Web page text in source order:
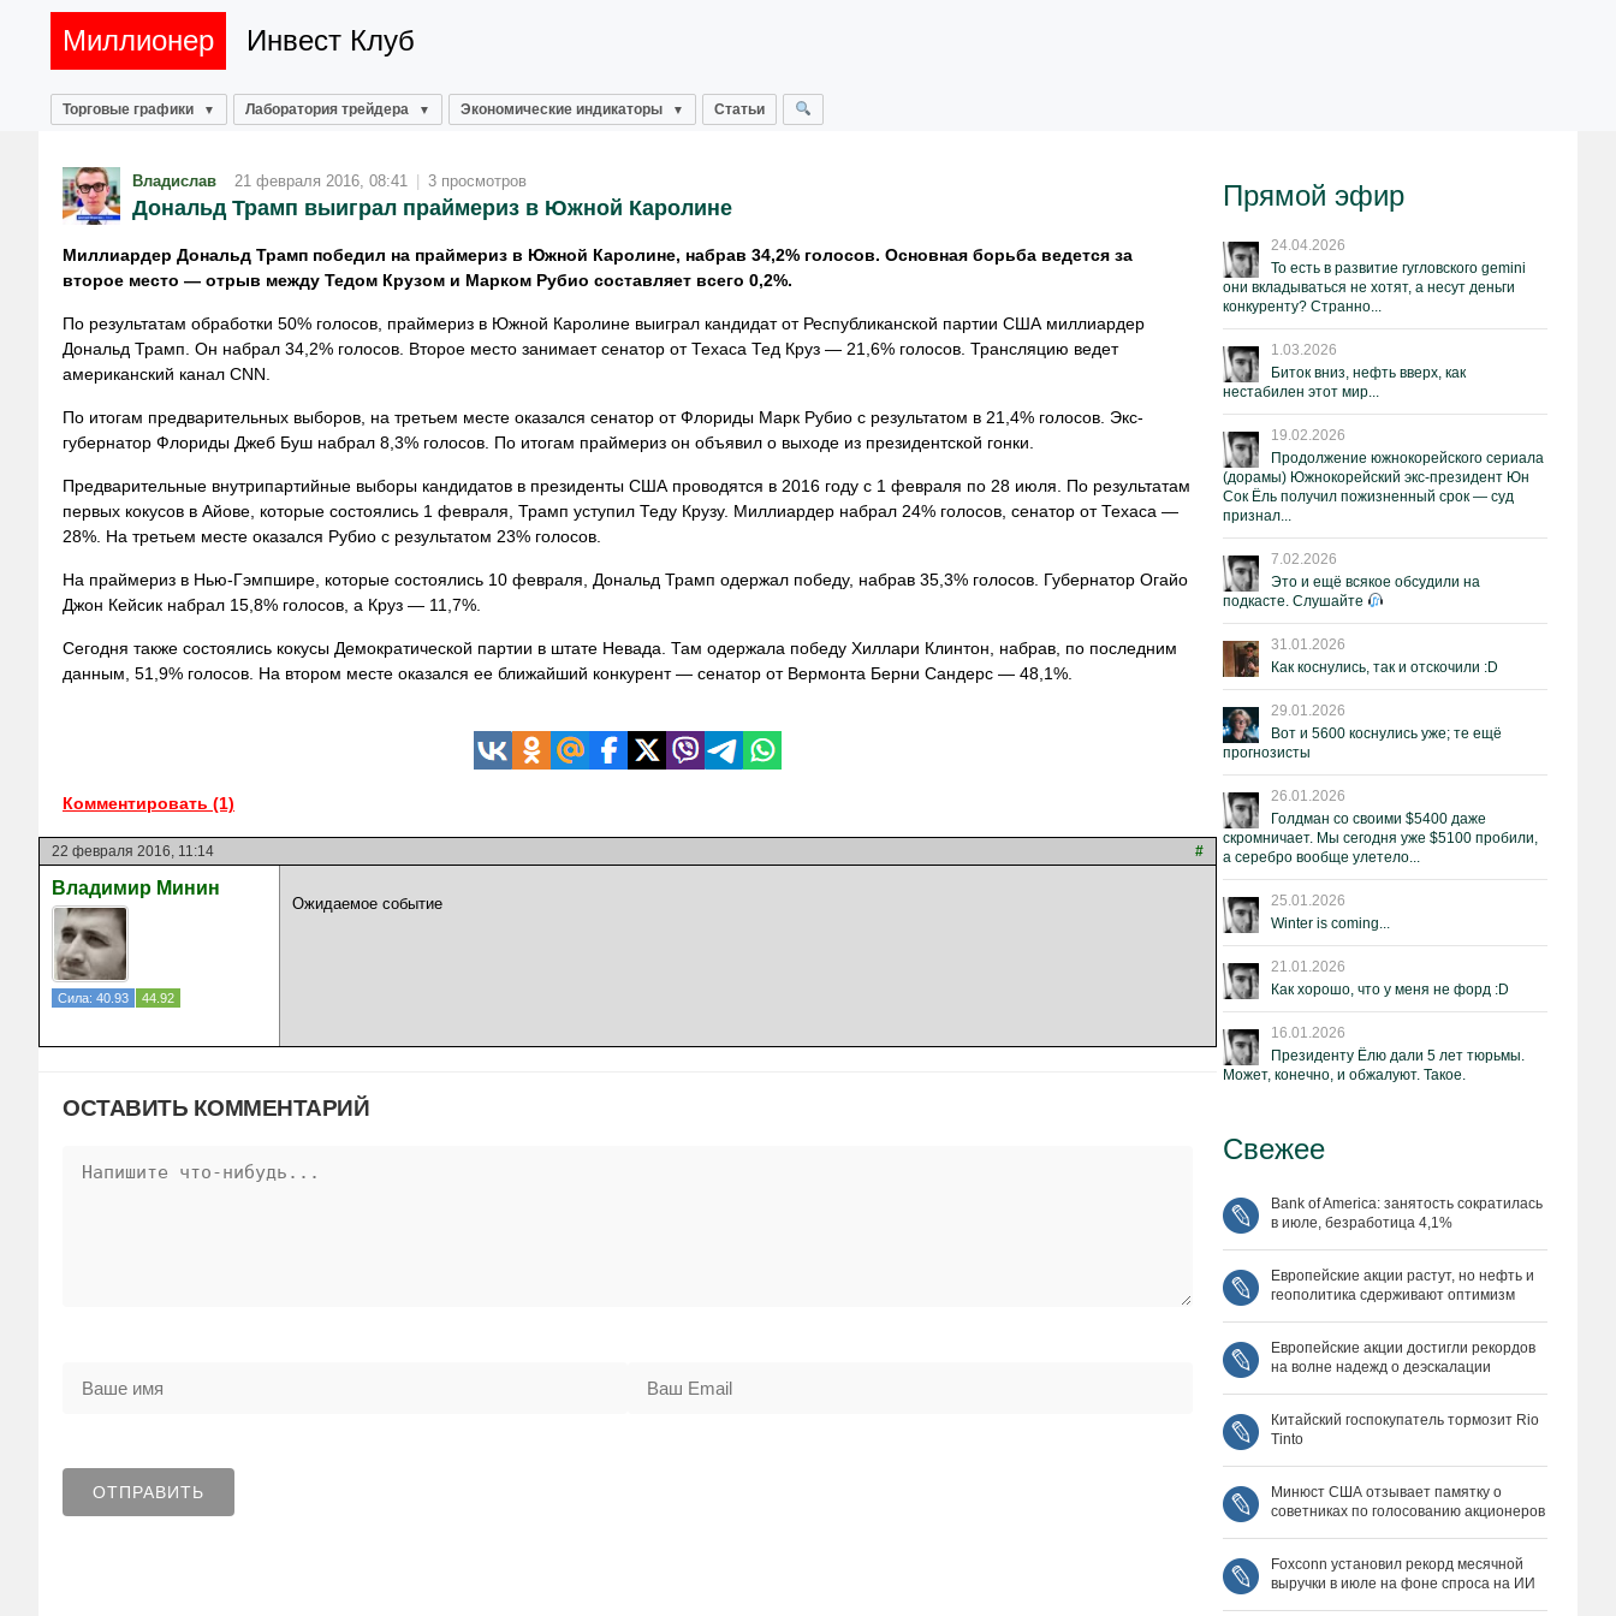
Миллионер Инвест Клуб
Торговые графики Лаборатория трейдера Экономические индикаторы Статьи
Владислав 21 февраля 2016, 08:41 | 3 просмотров
Дональд Трамп выиграл праймериз в Южной Каролине
Миллиардер Дональд Трамп победил на праймериз в Южной Каролине, набрав 34,2% голосов. Основная борьба ведется за
второе место — отрыв между Тедом Крузом и Марком Рубио составляет всего 0,2%.
По результатам обработки 50% голосов, праймериз в Южной Каролине выиграл кандидат от Республиканской партии США миллиардер
Дональд Трамп. Он набрал 34,2% голосов. Второе место занимает сенатор от Техаса Тед Круз — 21,6% голосов. Трансляцию ведет
американский канал CNN.
По итогам предварительных выборов, на третьем месте оказался сенатор от Флориды Марк Рубио с результатом в 21,4% голосов. Экс-
губернатор Флориды Джеб Буш набрал 8,3% голосов. По итогам праймериз он объявил о выходе из президентской гонки.
Предварительные внутрипартийные выборы кандидатов в президенты США проводятся в 2016 году с 1 февраля по 28 июля. По результатам
первых кокусов в Айове, которые состоялись 1 февраля, Трамп уступил Теду Крузу. Миллиардер набрал 24% голосов, сенатор от Техаса —
28%. На третьем месте оказался Рубио с результатом 23% голосов.
На праймериз в Нью-Гэмпшире, которые состоялись 10 февраля, Дональд Трамп одержал победу, набрав 35,3% голосов. Губернатор Огайо
Джон Кейсик набрал 15,8% голосов, а Круз — 11,7%.
Сегодня также состоялись кокусы Демократической партии в штате Невада. Там одержала победу Хиллари Клинтон, набрав, по последним
данным, 51,9% голосов. На втором месте оказался ее ближайший конкурент — сенатор от Вермонта Берни Сандерс — 48,1%.
Комментировать (1)
22 февраля 2016, 11:14 #
Владимир Минин
Сила: 40.93 44.92
Ожидаемое событие
ОСТАВИТЬ КОММЕНТАРИЙ
Прямой эфир
24.04.2026
То есть в развитие гугловского gemini
они вкладываться не хотят, а несут деньги
конкуренту? Странно...
1.03.2026
Биток вниз, нефть вверх, как
нестабилен этот мир...
19.02.2026
Продолжение южнокорейского сериала
(дорамы) Южнокорейский экс-президент Юн
Сок Ёль получил пожизненный срок — суд
признал...
7.02.2026
Это и ещё всякое обсудили на
подкасте. Слушайте
31.01.2026
Как коснулись, так и отскочили :D
29.01.2026
Вот и 5600 коснулись уже; те ещё
прогнозисты
26.01.2026
Голдман со своими $5400 даже
скромничает. Мы сегодня уже $5100 пробили,
а серебро вообще улетело...
25.01.2026
Winter is coming...
21.01.2026
Как хорошо, что у меня не форд :D
16.01.2026
Президенту Ёлю дали 5 лет тюрьмы.
Может, конечно, и обжалуют. Такое.
Свежее
Bank of America: занятость сократилась
в июле, безработица 4,1%
Европейские акции растут, но нефть и
геополитика сдерживают оптимизм
Европейские акции достигли рекордов
на волне надежд о деэскалации
Китайский госпокупатель тормозит Rio
Tinto
Минюст США отзывает памятку о
советниках по голосованию акционеров
Foxconn установил рекорд месячной
выручки в июле на фоне спроса на ИИ